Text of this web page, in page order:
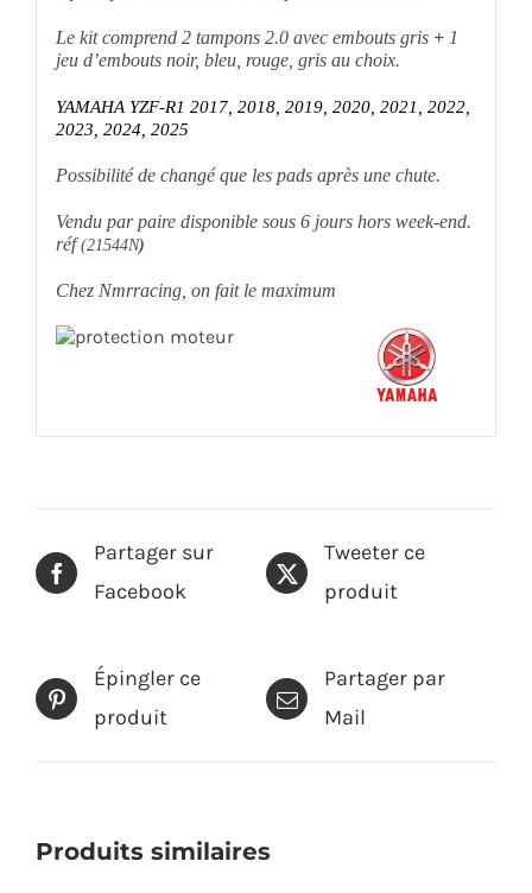
Le kit comprend 2 tampons 2.0 avec embouts gris +1
jeu d’embouts noir, bleu, rouge, gris au choix.
YAMAHA YZF-R1 2017, 2018, 2019, 2020, 2021, 2022,
2023, 2024, 2025
Possibilité de changé que les pads après une chute.
Vendu par paire disponible sous 6 jours hors week-end.
réf(21544N)
Chez Nmrracing, on fait le maximum
Partager sur
Facebook
Tweeter ce
produit
Épingler ce
produit
Partager par
Mail
Produits similaires